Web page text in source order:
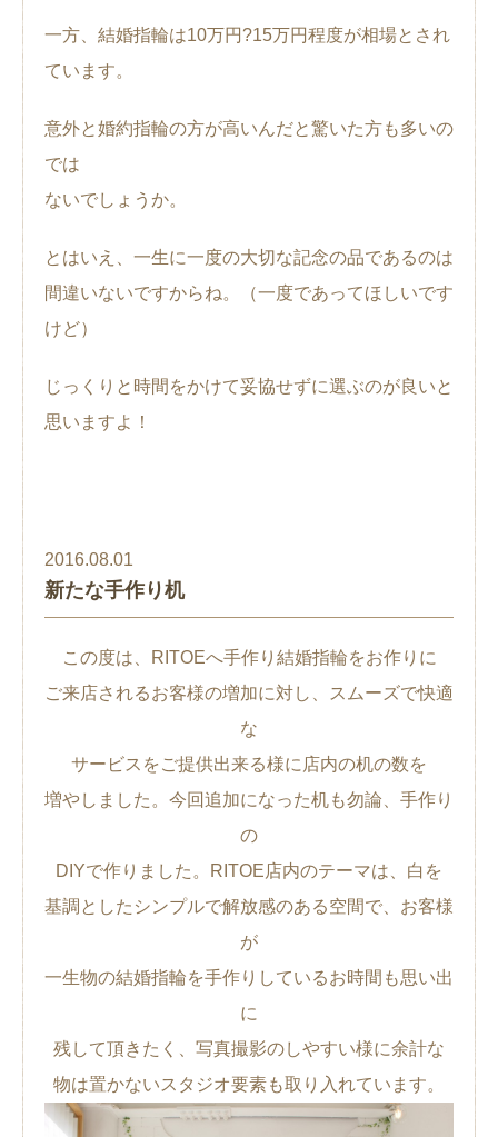
一方、結婚指輪は10万円?15万円程度が相場とされ
ています。
意外と婚約指輪の方が高いんだと驚いた方も多いの
では
ないでしょうか。
とはいえ、一生に一度の大切な記念の品であるのは
間違いないですからね。（一度であってほしいです
けど）
じっくりと時間をかけて妥協せずに選ぶのが良いと
思いますよ！
2016.08.01
新たな手作り机
この度は、RITOEへ手作り結婚指輪をお作りに
ご来店されるお客様の増加に対し、スムーズで快適
な
サービスをご提供出来る様に店内の机の数を
増やしました。今回追加になった机も勿論、手作り
の
DIYで作りました。RITOE店内のテーマは、白を
基調としたシンプルで解放感のある空間で、お客様
が
一生物の結婚指輪を手作りしているお時間も思い出
に
残して頂きたく、写真撮影のしやすい様に余計な
物は置かないスタジオ要素も取り入れています。